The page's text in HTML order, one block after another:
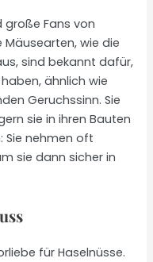
große Fans von
Mäusearten, wie die
sind bekannt dafür,
ähnlich wie
Geruchssinn. Sie
sie in ihren Bauten
Sie nehmen oft
sie dann sicher in
für Haselnüsse.